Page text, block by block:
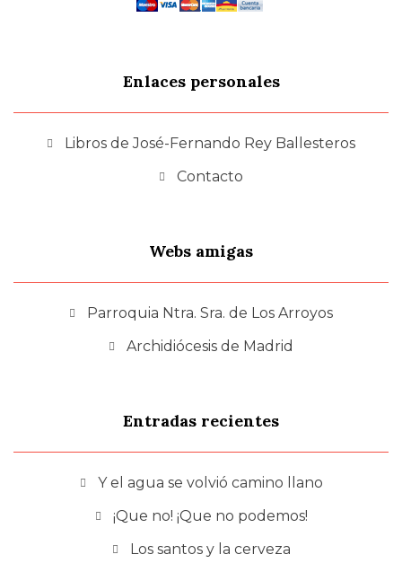
Enlaces personales
Libros de José-Fernando Rey Ballesteros
Contacto
Webs amigas
Parroquia Ntra. Sra. de Los Arroyos
Archidiócesis de Madrid
Entradas recientes
Y el agua se volvió camino llano
¡Que no! ¡Que no podemos!
Los santos y la cerveza